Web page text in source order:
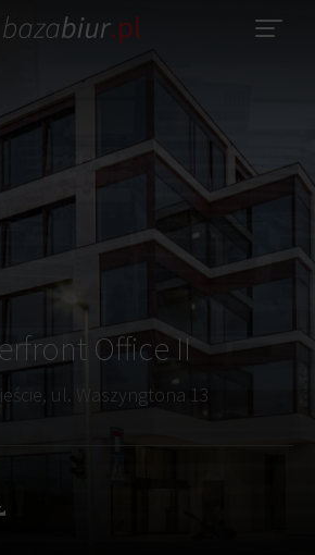
Office II
ul. Waszyngtona 13